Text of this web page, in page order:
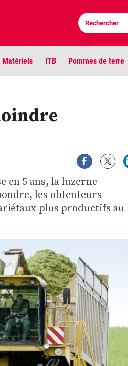
Matériels ITB Pommes de terre
DE MIRE
louvetiers devant le
en 5 ans, la luzerne
les obtenteurs
plus productifs au